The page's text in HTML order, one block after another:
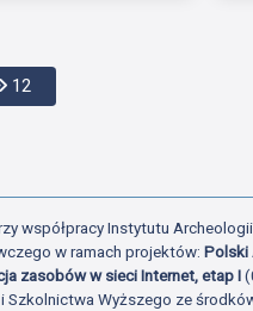
następnej strony
12
współpracy Instytutu
w ramach projektów:Polski
zasobów w sieci Internet, etap I
Wyższego ze